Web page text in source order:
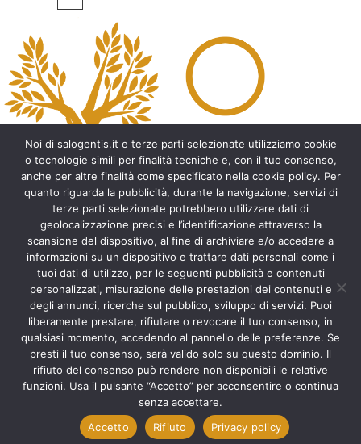
Archeologia del Salento
Cripte e ambienti rupestri del Salento
Leggende del Salento
Tradizioni e folklore del Salento
Arte del Salento
Personaggi illustri del Salento
Aneddoti e curiosità sul Salento
Libri del Salento
Ricette tipiche del Salento
Accad(d)e in agosto nel Salento
Itinerari del Salento
Noi di salogentis.it e terze parti selezionate utilizziamo cookie
o tecnologie simili per finalità tecniche e, con il tuo consenso,
anche per altre finalità come specificato nella cookie policy. Per
quanto riguarda la pubblicità, durante la navigazione, servizi di
terze parti selezionate potrebbero utilizzare dati di
geolocalizzazione precisi e l’identificazione attraverso la
scansione del dispositivo, al fine di archiviare e/o accedere a
informazioni su un dispositivo e trattare dati personali come i
tuoi dati di utilizzo, per le seguenti pubblicità e contenuti
personalizzati, misurazione delle prestazioni dei contenuti e
degli annunci, ricerche sul pubblico, sviluppo di servizi. Puoi
liberamente prestare, rifiutare o revocare il tuo consenso, in
qualsiasi momento, accedendo al pannello delle preferenze. Se
presti il tuo consenso, sarà valido solo su questo dominio. Il
rifiuto del consenso può rendere non disponibili le relative
funzioni. Usa il pulsante “Accetto” per acconsentire o continua
senza accettare.
Accetto
Rifiuto Privacy policy